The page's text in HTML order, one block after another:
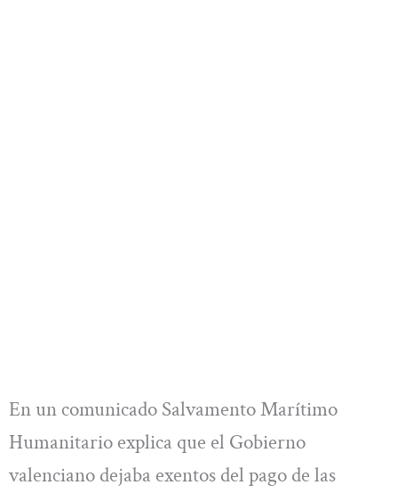
En un comunicado Salvamento Marítimo
Humanitario explica que el Gobierno
valenciano dejaba exentos del pago de las